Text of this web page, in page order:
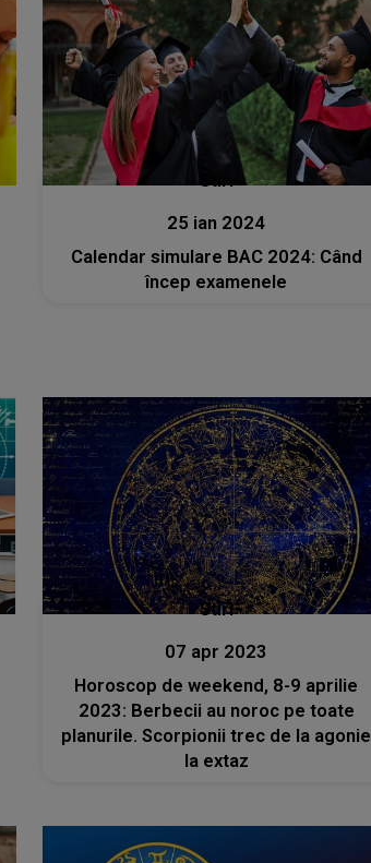
Stiri
25 ian 2024
Calendar simulare BAC 2024: Când
încep examenele
Stiri
07 apr 2023
Horoscop de weekend, 8-9 aprilie
2023: Berbecii au noroc pe toate
planurile. Scorpionii trec de la agonie
la extaz